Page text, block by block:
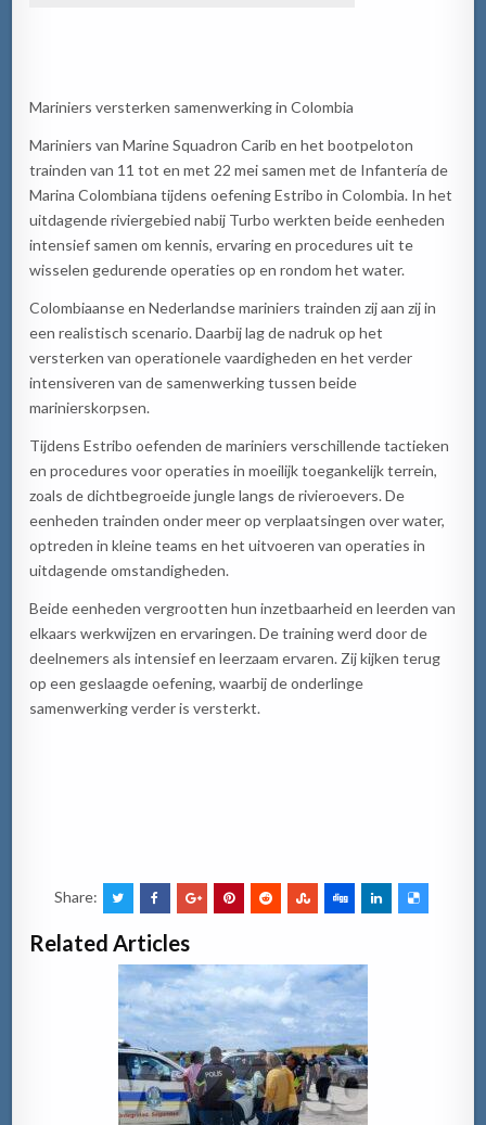
Mariniers versterken samenwerking in Colombia
Mariniers van Marine Squadron Carib en het bootpeloton
trainden van 11 tot en met 22 mei samen met de Infantería de
Marina Colombiana tijdens oefening Estribo in Colombia. In het
uitdagende riviergebied nabij Turbo werkten beide eenheden
intensief samen om kennis, ervaring en procedures uit te
wisselen gedurende operaties op en rondom het water.
Colombiaanse en Nederlandse mariniers trainden zij aan zij in
een realistisch scenario. Daarbij lag de nadruk op het
versterken van operationele vaardigheden en het verder
intensiveren van de samenwerking tussen beide
marinierskorpsen.
Tijdens Estribo oefenden de mariniers verschillende tactieken
en procedures voor operaties in moeilijk toegankelijk terrein,
zoals de dichtbegroeide jungle langs de rivieroevers. De
eenheden trainden onder meer op verplaatsingen over water,
optreden in kleine teams en het uitvoeren van operaties in
uitdagende omstandigheden.
Beide eenheden vergrootten hun inzetbaarheid en leerden van
elkaars werkwijzen en ervaringen. De training werd door de
deelnemers als intensief en leerzaam ervaren. Zij kijken terug
op een geslaagde oefening, waarbij de onderlinge
samenwerking verder is versterkt.
Share:
Related Articles